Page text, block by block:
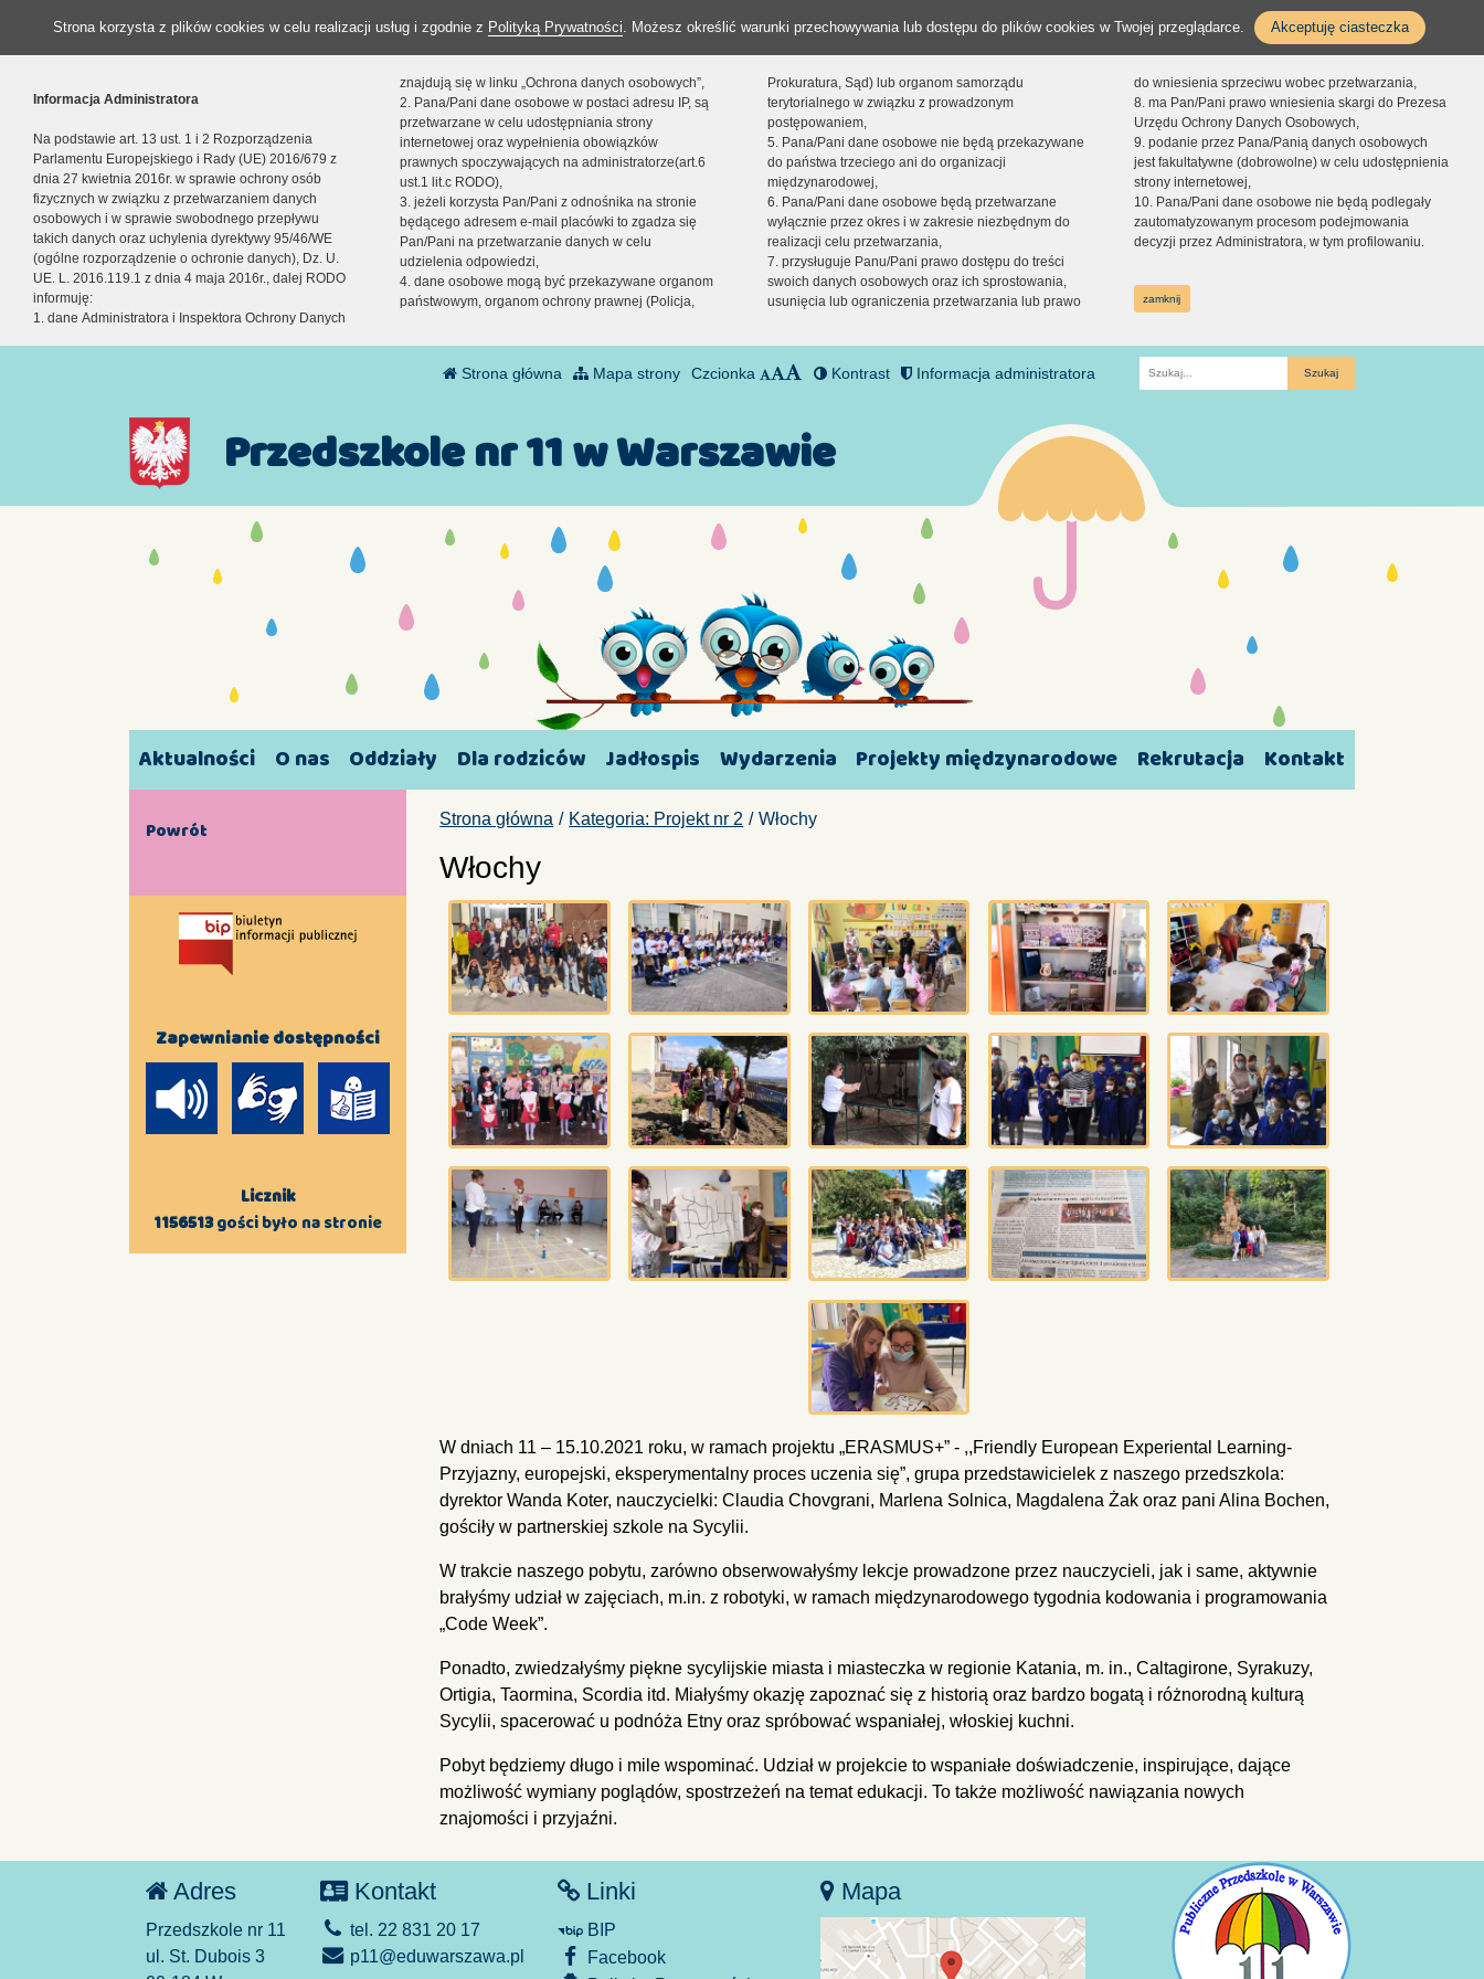
Strona korzysta z plików cookies w celu realizacji usług i zgodnie z Polityką Prywatności. Możesz określić warunki przechowywania lub dostępu do plików cookies w Twojej przeglądarce. Akceptuję ciasteczka
Informacja Administratora
Na podstawie art. 13 ust. 1 i 2 Rozporządzenia
Parlamentu Europejskiego i Rady (UE) 2016/679 z
dnia 27 kwietnia 2016r. w sprawie ochrony osób
fizycznych w związku z przetwarzaniem danych
osobowych i w sprawie swobodnego przepływu
takich danych oraz uchylenia dyrektywy 95/46/WE
(ogólne rozporządzenie o ochronie danych), Dz. U.
UE. L. 2016.119.1 z dnia 4 maja 2016r., dalej RODO
informuję:
1. dane Administratora i Inspektora Ochrony Danych
znajdują się w linku „Ochrona danych osobowych”,
2. Pana/Pani dane osobowe w postaci adresu IP, są
przetwarzane w celu udostępniania strony
internetowej oraz wypełnienia obowiązków
prawnych spoczywających na administratorze(art.6
ust.1 lit.c RODO),
3. jeżeli korzysta Pan/Pani z odnośnika na stronie
będącego adresem e-mail placówki to zgadza się
Pan/Pani na przetwarzanie danych w celu
udzielenia odpowiedzi,
4. dane osobowe mogą być przekazywane organom
państwowym, organom ochrony prawnej (Policja,
Prokuratura, Sąd) lub organom samorządu
terytorialnego w związku z prowadzonym
postępowaniem,
5. Pana/Pani dane osobowe nie będą przekazywane
do państwa trzeciego ani do organizacji
międzynarodowej,
6. Pana/Pani dane osobowe będą przetwarzane
wyłącznie przez okres i w zakresie niezbędnym do
realizacji celu przetwarzania,
7. przysługuje Panu/Pani prawo dostępu do treści
swoich danych osobowych oraz ich sprostowania,
usunięcia lub ograniczenia przetwarzania lub prawo
do wniesienia sprzeciwu wobec przetwarzania,
8. ma Pan/Pani prawo wniesienia skargi do Prezesa
Urzędu Ochrony Danych Osobowych,
9. podanie przez Pana/Panią danych osobowych
jest fakultatywne (dobrowolne) w celu udostępnienia
strony internetowej,
10. Pana/Pani dane osobowe nie będą podlegały
zautomatyzowanym procesom podejmowania
decyzji przez Administratora, w tym profilowaniu.
zamknij
Strona główna Mapa strony Czcionka Kontrast Informacja administratora
Fraza
Przedszkole nr 11 w Warszawie
Aktualności O nas Oddziały Dla rodziców Jadłospis Wydarzenia Projekty międzynarodowe Rekrutacja Kontakt
Strona główna Kategoria: Projekt nr 2 Włochy
Włochy
W dniach 11 – 15.10.2021 roku, w ramach projektu „ERASMUS+” - ,,Friendly European Experiental Learning-
Przyjazny, europejski, eksperymentalny proces uczenia się”, grupa przedstawicielek z naszego przedszkola:
dyrektor Wanda Koter, nauczycielki: Claudia Chovgrani, Marlena Solnica, Magdalena Żak oraz pani Alina Bochen,
gościły w partnerskiej szkole na Sycylii.
W trakcie naszego pobytu, zarówno obserwowałyśmy lekcje prowadzone przez nauczycieli, jak i same, aktywnie
brałyśmy udział w zajęciach, m.in. z robotyki, w ramach międzynarodowego tygodnia kodowania i programowania
„Code Week”.
Ponadto, zwiedzałyśmy piękne sycylijskie miasta i miasteczka w regionie Katania, m. in., Caltagirone, Syrakuzy,
Ortigia, Taormina, Scordia itd. Miałyśmy okazję zapoznać się z historią oraz bardzo bogatą i różnorodną kulturą
Sycylii, spacerować u podnóża Etny oraz spróbować wspaniałej, włoskiej kuchni.
Pobyt będziemy długo i mile wspominać. Udział w projekcie to wspaniałe doświadczenie, inspirujące, dające
możliwość wymiany poglądów, spostrzeżeń na temat edukacji. To także możliwość nawiązania nowych
znajomości i przyjaźni.
Powrót
Zapewnianie dostępności
Licznik
1156513gości było na stronie
Adres
Przedszkole nr 11
ul. St. Dubois 3
Kontakt
tel. 22 831 20 17
p11@eduwarszawa.pl
Linki
BIP
Facebook
Mapa